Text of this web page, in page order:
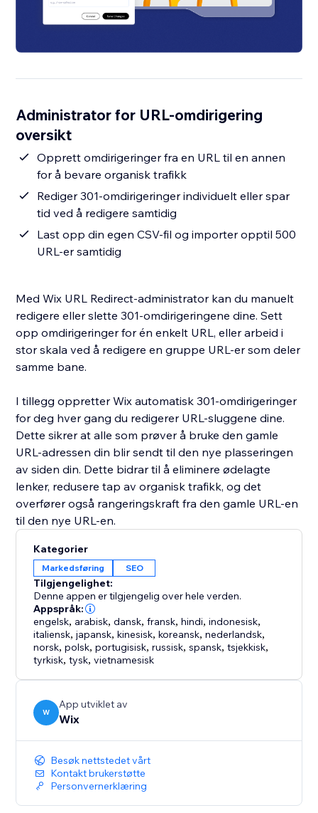
Administrator for URL-omdirigering
oversikt
Opprett omdirigeringer fra en URL til en annen
for å bevare organisk trafikk
Rediger 301-omdirigeringer individuelt eller spar
tid ved å redigere samtidig
Last opp din egen CSV-fil og importer opptil 500
URL-er samtidig
Med Wix URL Redirect-administrator kan du manuelt
redigere eller slette 301-omdirigeringene dine. Sett
opp omdirigeringer for én enkelt URL, eller arbeid i
stor skala ved å redigere en gruppe URL-er som deler
samme bane.
I tillegg oppretter Wix automatisk 301-omdirigeringer
for deg hver gang du redigerer URL-sluggene dine.
Dette sikrer at alle som prøver å bruke den gamle
URL-adressen din blir sendt til den nye plasseringen
av siden din. Dette bidrar til å eliminere ødelagte
lenker, redusere tap av organisk trafikk, og det
overfører også rangeringskraft fra den gamle URL-en
til den nye URL-en.
Kategorier
Markedsføring SEO
Tilgjengelighet:
Denne appen er tilgjengelig over hele verden.
Appspråk:
engelsk, arabisk,dansk,fransk,hindi,indonesisk,
italiensk,japansk,kinesisk,koreansk,nederlandsk,
norsk,polsk,portugisisk,russisk,spansk,tsjekkisk,
tyrkisk,tysk,vietnamesisk
W
App utviklet av
Wix
Besøk nettstedet vårt
Kontakt brukerstøtte
Personvernerklæring